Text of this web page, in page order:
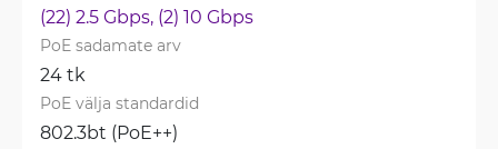
(22) 2.5 Gbps, (2) 10 Gbps
PoE sadamate arv
24 tk
PoE välja standardid
802.3bt (PoE++)